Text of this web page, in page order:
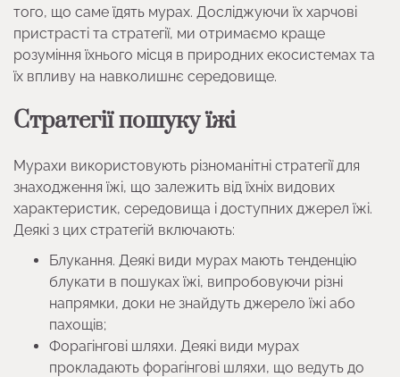
того, що саме їдять мурах. Досліджуючи їх харчові
пристрасті та стратегії, ми отримаємо краще
розуміння їхнього місця в природних екосистемах та
їх впливу на навколишнє середовище.
Стратегії пошуку їжі
Мурахи використовують різноманітні стратегії для
знаходження їжі, що залежить від їхніх видових
характеристик, середовища і доступних джерел їжі.
Деякі з цих стратегій включають:
Блукання. Деякі види мурах мають тенденцію
блукати в пошуках їжі, випробовуючи різні
напрямки, доки не знайдуть джерело їжі або
пахощів;
Форагінгові шляхи. Деякі види мурах
прокладають форагінгові шляхи, що ведуть до